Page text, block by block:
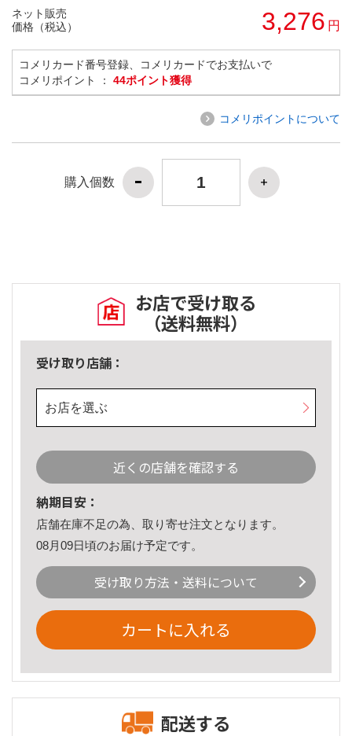
ネット販売
価格（税込）
3,276 円
コメリカード番号登録、コメリカードでお支払いで
コメリポイント ： 44ポイント獲得
コメリポイントについて
購入個数
お店で受け取る
（送料無料）
受け取り店舗：
お店を選ぶ
近くの店舗を確認する
納期目安：
店舗在庫不足の為、取り寄せ注文となります。
08月09日頃のお届け予定です。
受け取り方法・送料について
カートに入れる
配送する